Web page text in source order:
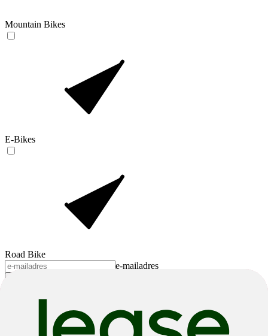
Mountain Bikes
E-Bikes
Road Bike
e-mailadres